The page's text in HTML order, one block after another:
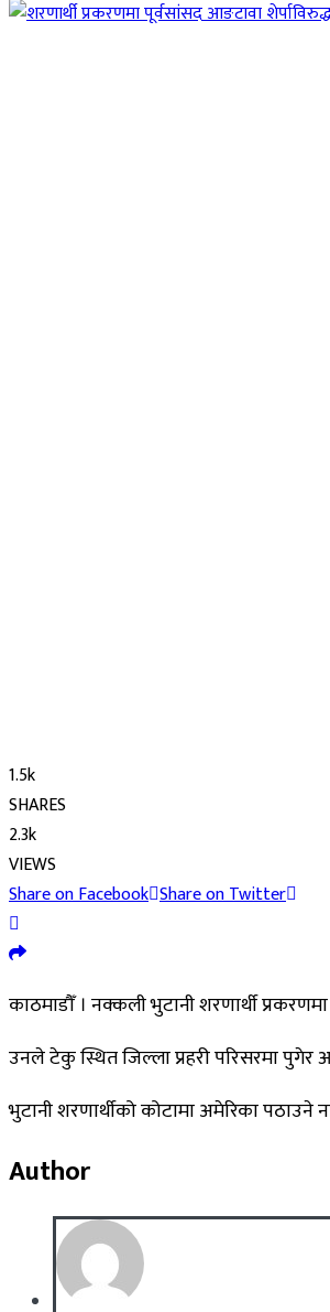
1.5k
SHARES
2.3k
VIEWS
Share on Facebook Share on Twitter
काठमाडौँ । नक्कली भुटानी शरणार्थी
उनले टेकु स्थित जिल्ला प्रहरी परिसरमा पुगेर
भुटानी शरणार्थीको कोटामा अमेरिका पठाउने
Author